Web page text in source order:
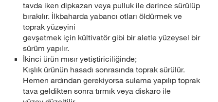
tavda iken dipkazan veya pulluk ile derince sürülüp
bırakılır. İlkbaharda yabancı otları öldürmek ve
toprak yüzeyini
gevşetmek için kültivatör gibi bir aletle yüzeysel bir
sürüm yapılır.
İkinci ürün mısır yetiştiriciliğinde;
Kışlık ürünün hasadı sonrasında toprak sürülür.
Hemen ardından gerekiyorsa sulama yapılıp toprak
tava geldikten sonra tırmık veya diskaro ile